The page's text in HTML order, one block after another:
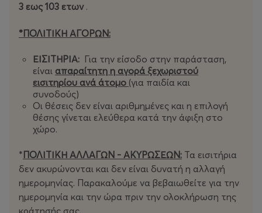
3 εως 103 ετων .
*ΠΟΛΙΤΙΚΗ ΑΓΟΡΩΝ:
ΕΙΣΙΤΗΡΙΑ: Για την είσοδο στην παράσταση,
είναι απαραίτητη η αγορά ξεχωριστού
εισιτηρίου ανά άτομο (για παιδία και
συνοδούς)
Οι θέσεις δεν είναι αριθμημένες και η επιλογή
θέσης γίνεται ελεύθερα κατά την άφιξη στο
χώρο.
*ΠΟΛΙΤΙΚΗ ΑΛΛΑΓΩΝ - ΑΚΥΡΩΣΕΩΝ: Τα εισιτήρια
δεν ακυρώνονται και δεν είναι δυνατή η αλλαγή
ημερομηνίας. Παρακαλούμε να βεβαιωθείτε για την
ημερομηνία και την ώρα πριν την ολοκλήρωση της